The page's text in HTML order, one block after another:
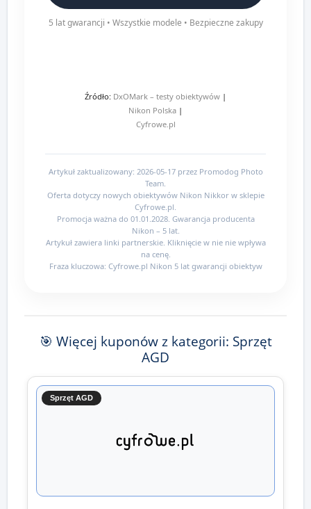
5 lat gwarancji • Wszystkie modele • Bezpieczne zakupy
Źródło: DxOMark – testy obiektywów |
Nikon Polska |
Cyfrowe.pl
Artykuł zaktualizowany: 2026-05-17 przez Promodog Photo
Team.
Oferta dotyczy nowych obiektywów Nikon Nikkor w sklepie
Cyfrowe.pl.
Promocja ważna do 01.01.2028. Gwarancja producenta
Nikon – 5 lat.
Artykuł zawiera linki partnerskie. Kliknięcie w nie nie wpływa
na cenę.
Fraza kluczowa: Cyfrowe.pl Nikon 5 lat gwarancji obiektyw
🎯 Więcej kuponów z kategorii: Sprzęt
AGD
Sprzęt AGD